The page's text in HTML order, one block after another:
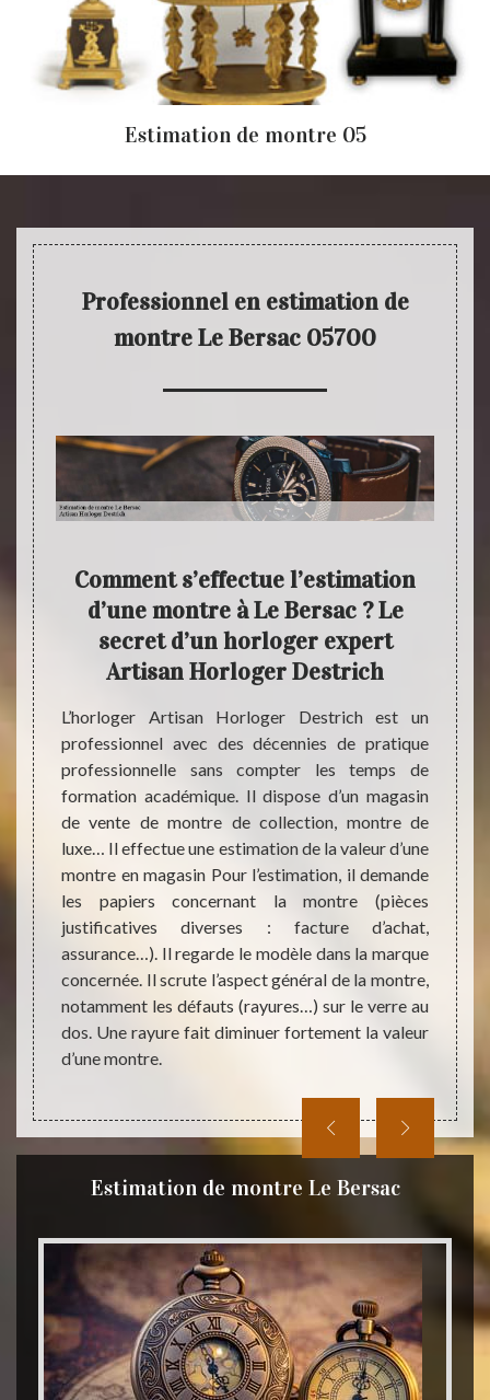
Estimation de montre 05
Professionnel en estimation de
montre Le Bersac 05700
la
de
pour
une
de
d’un
êtes
Comment s’effectue l’estimation
d’une montre à Le Bersac ? Le
secret d’un horloger expert
Artisan Horloger Destrich
L’horloger Artisan Horloger Destrich est un
professionnel avec des décennies de pratique
professionnelle sans compter les temps de
formation académique. Il dispose d’un magasin
de vente de montre de collection, montre de
luxe… Il effectue une estimation de la valeur d’une
montre en magasin Pour l’estimation, il demande
les papiers concernant la montre (pièces
justificatives diverses : facture d’achat,
assurance…). Il regarde le modèle dans la marque
concernée. Il scrute l’aspect général de la montre,
notamment les défauts (rayures…) sur le verre au
dos. Une rayure fait diminuer fortement la valeur
d’une montre.
Si
au
la
Estimation de montre Le Bersac